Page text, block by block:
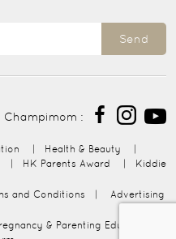
Send
Champimom :
| Health & Beauty
|
| HK Parents Award | Kiddie
and Conditions | Advertising
& Parenting Education